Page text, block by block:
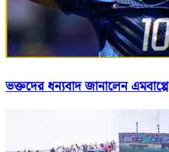
ভক্তদের ধন্যবাদ জানালেন এমবাপ্পে